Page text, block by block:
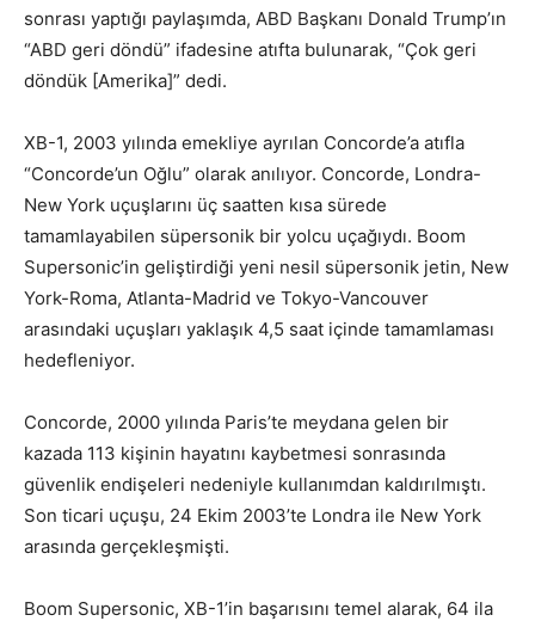
sonrası yaptığı paylaşımda, ABD Başkanı Donald Trump’ın
“ABD geri döndü” ifadesine atıfta bulunarak, “Çok geri
döndük [Amerika]” dedi.
XB-1, 2003 yılında emekliye ayrılan Concorde’a atıfla
“Concorde’un Oğlu” olarak anılıyor. Concorde, Londra-
New York uçuşlarını üç saatten kısa sürede
tamamlayabilen süpersonik bir yolcu uçağıydı. Boom
Supersonic’in geliştirdiği yeni nesil süpersonik jetin, New
York-Roma, Atlanta-Madrid ve Tokyo-Vancouver
arasındaki uçuşları yaklaşık 4,5 saat içinde tamamlaması
hedefleniyor.
Concorde, 2000 yılında Paris’te meydana gelen bir
kazada 113 kişinin hayatını kaybetmesi sonrasında
güvenlik endişeleri nedeniyle kullanımdan kaldırılmıştı.
Son ticari uçuşu, 24 Ekim 2003’te Londra ile New York
arasında gerçekleşmişti.
Boom Supersonic, XB-1’in başarısını temel alarak, 64 ila